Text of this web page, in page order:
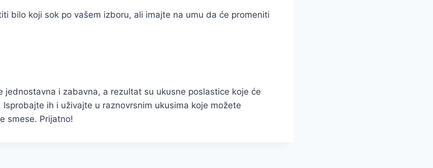
bilo koji sok po vašem izboru, ali imajte na umu da će promeniti
jednostavna i zabavna, a rezultat su ukusne poslastice koje će
ih i uživajte u raznovrsnim ukusima koje možete
smese. Prijatno!